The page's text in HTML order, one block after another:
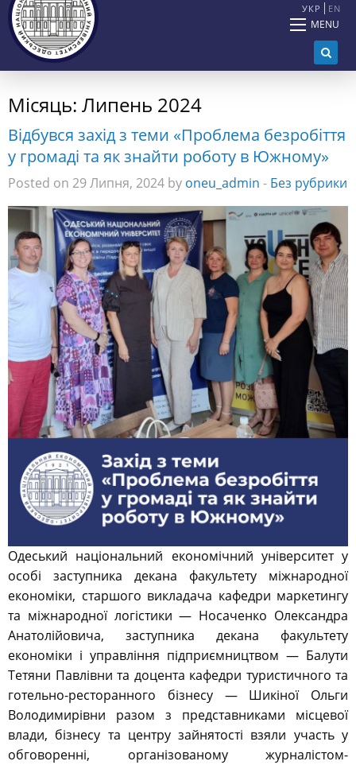
УКР EN
MENU
Місяць: Липень 2024
Відбувся захід з теми «Проблема безробіття
у громаді та як знайти роботу в Южному»
Posted on 29 Липня, 2024 by oneu_admin - Без рубрики
Одеський національний економічний університет у
особі заступника декана факультету міжнародної
економіки, старшого викладача кафедри маркетингу
та міжнародної логістики — Носаченко Олександра
Анатолійовича, заступника декана факультету
економіки і управління підприємництвом — Балути
Тетяни Павлівни та доцента кафедри туристичного та
готельно-ресторанного бізнесу — Шикіної Ольги
Володимирівни разом з представниками місцевої
влади, бізнесу та центру зайнятості взяли участь у
обговоренні, організованому журналістом-